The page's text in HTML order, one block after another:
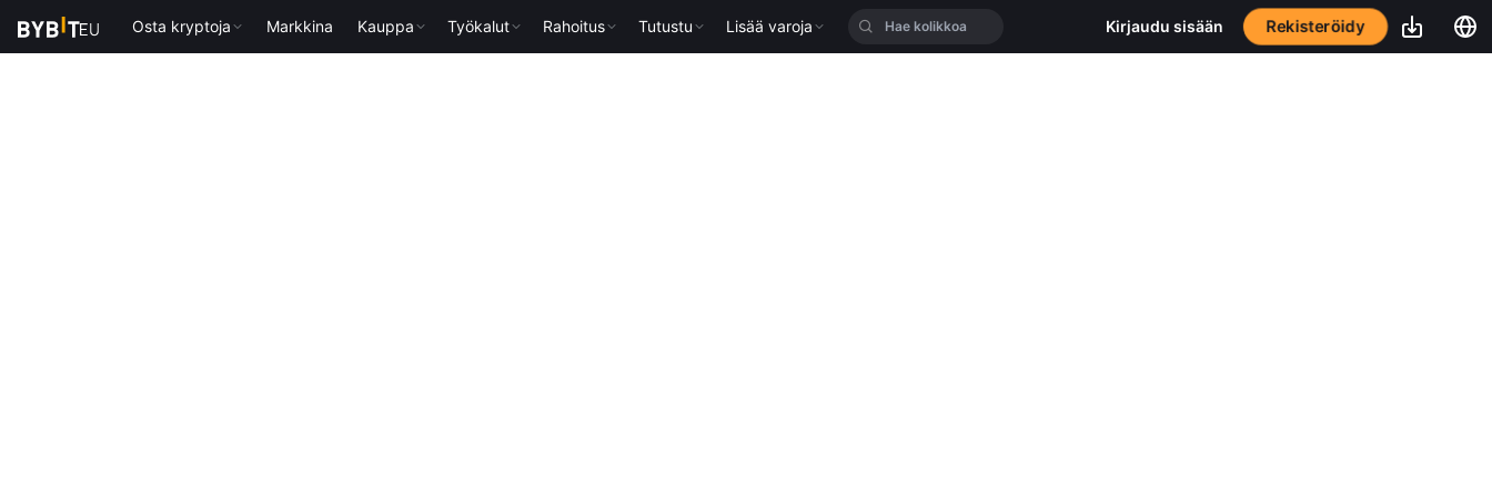
Osta kryptoja Markkina Kauppa Työkalut Rahoitus Tutustu Lisää varoja Kirjaudu sisään Rekisteröidy